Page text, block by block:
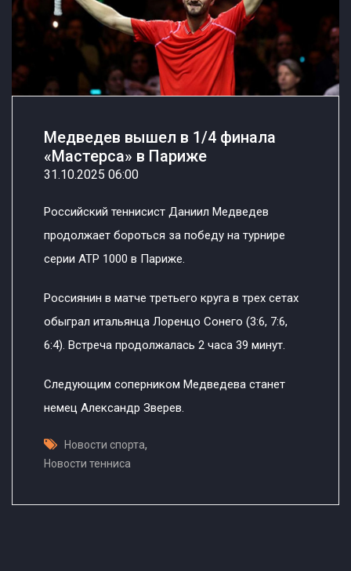
Медведев вышел в 1/4 финала
«Мастерса» в Париже
31.10.2025 06:00
Российский теннисист Даниил Медведев
продолжает бороться за победу на турнире
серии ATP 1000 в Париже.
Россиянин в матче третьего круга в трех сетах
обыграл итальянца Лоренцо Сонего (3:6, 7:6,
6:4). Встреча продолжалась 2 часа 39 минут.
Следующим соперником Медведева станет
немец Александр Зверев.
Новости спорта,
Новости тенниса